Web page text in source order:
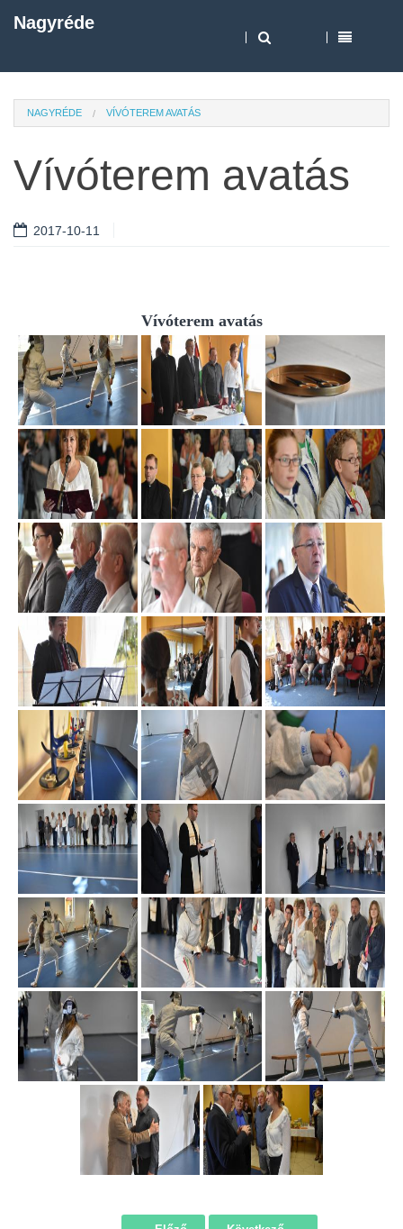
Nagyréde
NAGYRÉDE VÍVÓTEREM AVATÁS
Vívóterem avatás
2017-10-11
Vívóterem avatás